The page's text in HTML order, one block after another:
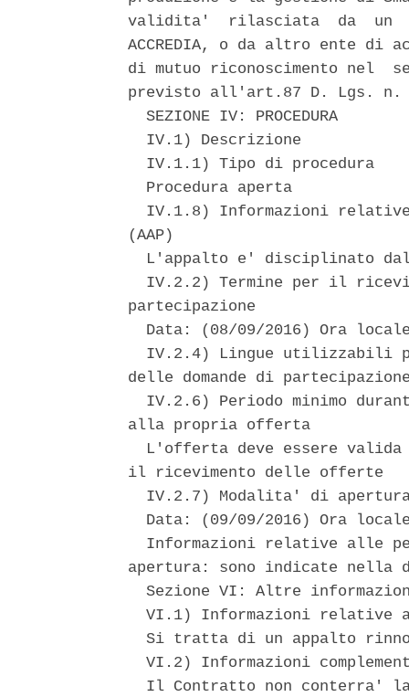
validita'  rilasciata  da  un
ACCREDIA, o da altro ente di
di mutuo riconoscimento nel
previsto all'art.87 D. Lgs. n.
  SEZIONE IV: PROCEDURA
  IV.1) Descrizione
  IV.1.1) Tipo di procedura
  Procedura aperta
IV.1.8) Informazioni
(AAP)
L'appalto e' disciplinato
IV.2.2) Termine per il
partecipazione
Data: (08/09/2016) Ora
IV.2.4) Lingue utilizzabili
delle domande di
IV.2.6) Periodo minimo
alla propria offerta
L'offerta deve essere
il ricevimento delle offerte
IV.2.7) Modalita' di
Data: (09/09/2016) Ora
Informazioni relative alle
apertura: sono indicate nella
Sezione VI: Altre
VI.1) Informazioni relative
Si tratta di un appalto
VI.2) Informazioni
Il Contratto non conterra'